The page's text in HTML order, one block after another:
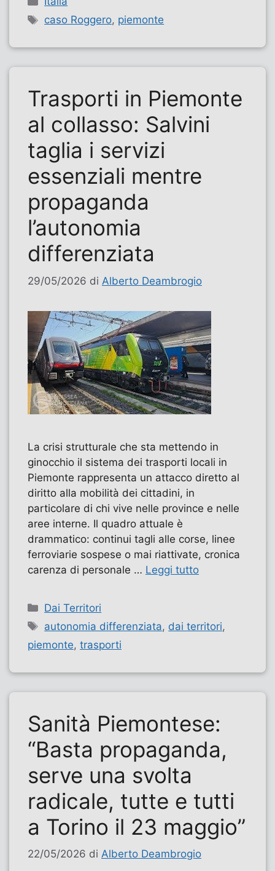
Tag
caso Roggero, piemonte
Trasporti in Piemonte
al collasso: Salvini
taglia i servizi
essenziali mentre
propaganda
l’autonomia
differenziata
29/05/2026 di Alberto Deambrogio
La crisi strutturale che sta mettendo in
ginocchio il sistema dei trasporti locali in
Piemonte rappresenta un attacco diretto al
diritto alla mobilità dei cittadini, in
particolare di chi vive nelle province e nelle
aree interne. Il quadro attuale è
drammatico: continui tagli alle corse, linee
ferroviarie sospese o mai riattivate, cronica
carenza di personale … Leggi tutto
Categorie
Dai Territori
Tag
autonomia differenziata, dai territori,
piemonte, trasporti
Sanità Piemontese:
“Basta propaganda,
serve una svolta
radicale, tutte e tutti
a Torino il 23 maggio”
22/05/2026 di Alberto Deambrogio